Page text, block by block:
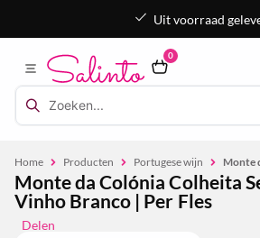
Uit voorraad
0
Home Producten Portugese wijn Monte
Monte da Colónia Colheita
Vinho Branco | Per Fles
Delen